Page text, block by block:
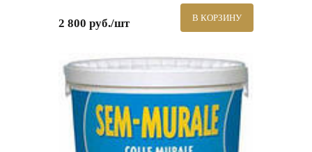
2 800 руб./шт В КОРЗИНУ